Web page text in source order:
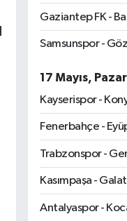
Gaziantep FK -
Samsunspor -
17 Mayıs, Pazar
Kayserispor -
Fenerbahçe -
Trabzonspor -
Kasımpaşa -
Antalyaspor -